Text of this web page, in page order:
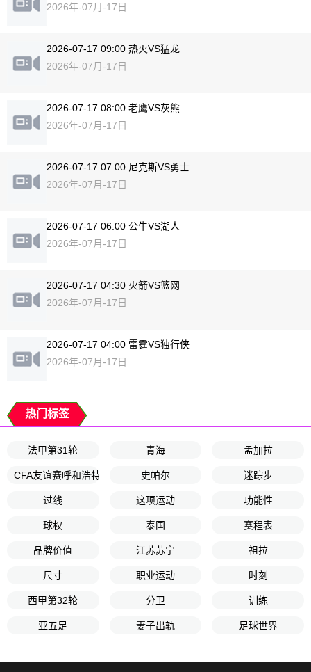
2026年-07月-17日
2026-07-17 09:00 热火VS猛龙
2026年-07月-17日
2026-07-17 08:00 老鹰VS灰熊
2026年-07月-17日
2026-07-17 07:00 尼克斯VS勇士
2026年-07月-17日
2026-07-17 06:00 公牛VS湖人
2026年-07月-17日
2026-07-17 04:30 火箭VS篮网
2026年-07月-17日
2026-07-17 04:00 雷霆VS独行侠
2026年-07月-17日
热门标签
法甲第31轮 青海 孟加拉
CFA友谊赛呼和浩特赛第2轮 史帕尔 迷踪步
过线 这项运动 功能性
球权 泰国 赛程表
品牌价值 江苏苏宁 祖拉
尺寸 职业运动 时刻
西甲第32轮 分卫 训练
亚五足 妻子出轨 足球世界